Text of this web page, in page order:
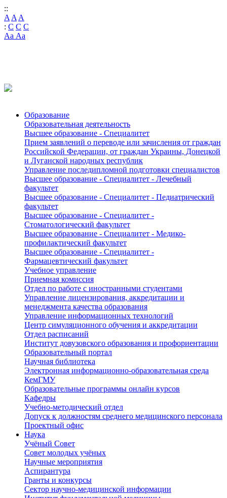
::
A A A
: C C C
Аа Аа
Образование
Образовательная деятельность
Высшее образование - Специалитет
Прием заявлений о переводе или зачисления от граждан
Российской Федерации, от граждан Украины, Донецкой
и Луганской народных республик
Управление последипломной подготовки специалистов
Высшее образование - Специалитет - Лечебный
факультет
Высшее образование - Специалитет - Педиатрический
факультет
Высшее образование - Специалитет -
Стоматологический факультет
Высшее образование - Специалитет - Медико-
профилактический факультет
Высшее образование - Специалитет -
Фармацевтический факультет
Учебное управление
Приемная комиссия
Отдел по работе с иностранными студентами
Управление лицензирования, аккредитации и
менеджмента качества образования
Управление информационных технологий
Центр симуляционного обучения и аккредитации
Отдел расписаний
Институт довузовского образования и профориентации
Образовательный портал
Научная библиотека
Электронная информационно-образовательная среда
КемГМУ
Образовательные программы онлайн курсов
Кафедры
Учебно-методический отдел
Допуск к должностям среднего медицинского персонала
Проектный офис
Наука
Учёный Cовет
Совет молодых учёных
Научные мероприятия
Аспирантура
Гранты и конкурсы
Сектор научно-медицинской информации